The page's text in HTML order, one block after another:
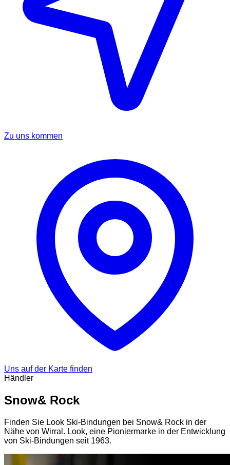
Zu uns kommen
Uns auf der Karte finden
Händler
Snow& Rock
Finden Sie Look Ski-Bindungen bei Snow& Rock in der
Nähe von Wirral. Look, eine Pioniermarke in der Entwicklung
von Ski-Bindungen seit 1963.